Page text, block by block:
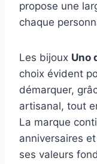
propose une
chaque
Les bijoux Uno
choix évident
démarquer,
artisanal, tout
La marque
anniversaires
ses valeurs